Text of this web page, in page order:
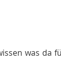
was da